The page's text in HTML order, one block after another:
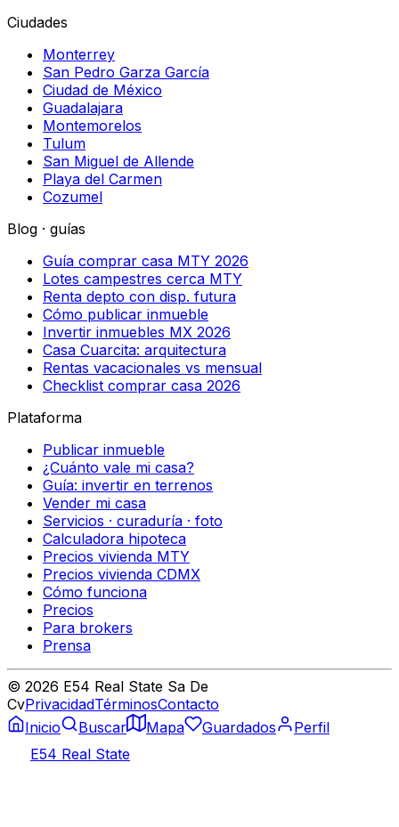
Ciudades
Monterrey
San Pedro Garza García
Ciudad de México
Guadalajara
Montemorelos
Tulum
San Miguel de Allende
Playa del Carmen
Cozumel
Blog · guías
Guía comprar casa MTY 2026
Lotes campestres cerca MTY
Renta depto con disp. futura
Cómo publicar inmueble
Invertir inmuebles MX 2026
Casa Cuarcita: arquitectura
Rentas vacacionales vs mensual
Checklist comprar casa 2026
Plataforma
Publicar inmueble
¿Cuánto vale mi casa?
Guía: invertir en terrenos
Vender mi casa
Servicios · curaduría · foto
Calculadora hipoteca
Precios vivienda MTY
Precios vivienda CDMX
Cómo funciona
Precios
Para brokers
Prensa
© 2026 E54 Real State Sa De
CvPrivacidadTérminosContacto
Inicio
Buscar Mapa Guardados
Perfil
E54 Real State